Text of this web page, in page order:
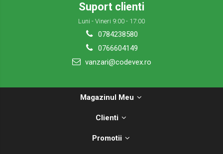
Suport clienti
Luni - Vineri 9:00 - 17:00
0784238580
0766604149
vanzari@codevex.ro
Magazinul Meu
Clienti
Promotii